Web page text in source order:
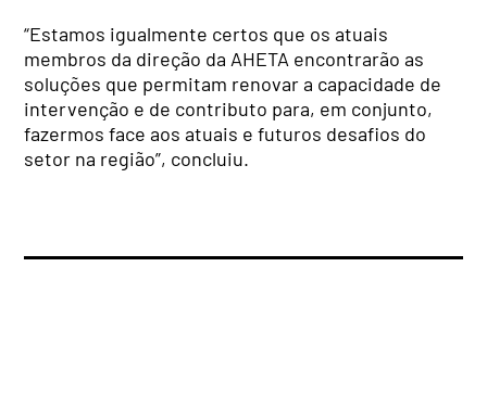
“Estamos igualmente certos que os atuais
membros da direção da AHETA encontrarão as
soluções que permitam renovar a capacidade de
intervenção e de contributo para, em conjunto,
fazermos face aos atuais e futuros desafios do
setor na região”, concluiu.